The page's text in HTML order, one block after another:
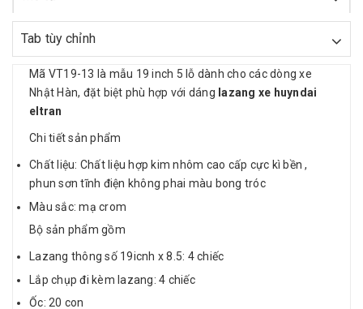
Tab tùy chỉnh
Mã VT19-13 là mẫu 19 inch 5 lỗ dành cho các dòng xe
Nhật Hàn, đặt biệt phù hợp với dáng lazang xe huyndai
eltran
Chi tiết sản phẩm
Chất liệu: Chất liệu hợp kim nhôm cao cấp cực kì bền ,
phun sơn tĩnh điện không phai màu bong tróc
Màu sắc: mạ crom
Bộ sản phẩm gồm
Lazang thông số 19icnh x 8.5: 4 chiếc
Lắp chụp đi kèm lazang: 4 chiếc
Ốc: 20 con